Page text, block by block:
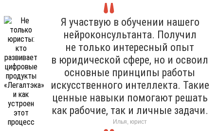
Я участвую в обучении нашего
нейроконсультанта. Получил
не только интересный опыт
в юридической сфере, но и освоил
основные принципы работы
искусственного интеллекта. Такие
ценные навыки помогают решать
как рабочие, так и личные задачи.
Илья, юрист